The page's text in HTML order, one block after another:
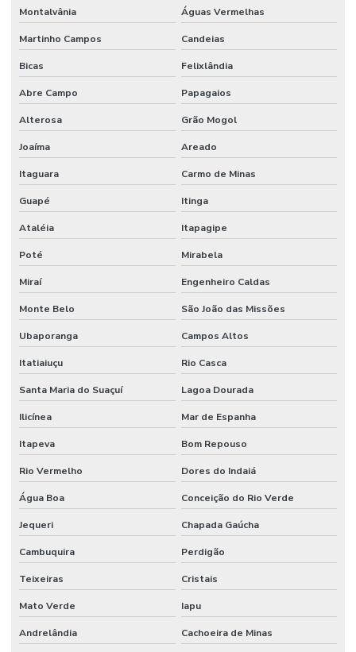
Montalvânia Águas Vermelhas
Martinho Campos Candeias
Bicas Felixlândia
Abre Campo Papagaios
Alterosa Grão Mogol
Joaíma Areado
Itaguara Carmo de Minas
Guapé Itinga
Ataléia Itapagipe
Poté Mirabela
Miraí Engenheiro Caldas
Monte Belo São João das Missões
Ubaporanga Campos Altos
Itatiaiuçu Rio Casca
Santa Maria do Suaçuí Lagoa Dourada
Ilicínea Mar de Espanha
Itapeva Bom Repouso
Rio Vermelho Dores do Indaiá
Água Boa Conceição do Rio Verde
Jequeri Chapada Gaúcha
Cambuquira Perdigão
Teixeiras Cristais
Mato Verde Iapu
Andrelândia Cachoeira de Minas